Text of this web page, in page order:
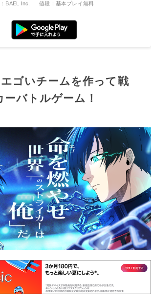
BAEL Inc. 値段：基本プレイ無料
ゴいチームを作って戦
バトルゲーム！